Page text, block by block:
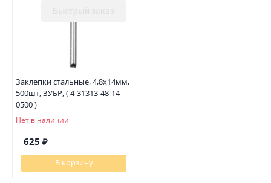
Заклепки стальные, 4,8x14мм,
500шт, ЗУБР, ( 4-31313-48-14-
0500 )
Нет в наличии
625 ₽
В корзину